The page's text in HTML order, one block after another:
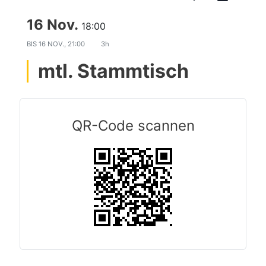
16 Nov. 18:00
BIS 16 NOV., 21:00 3h
mtl. Stammtisch
QR-Code scannen